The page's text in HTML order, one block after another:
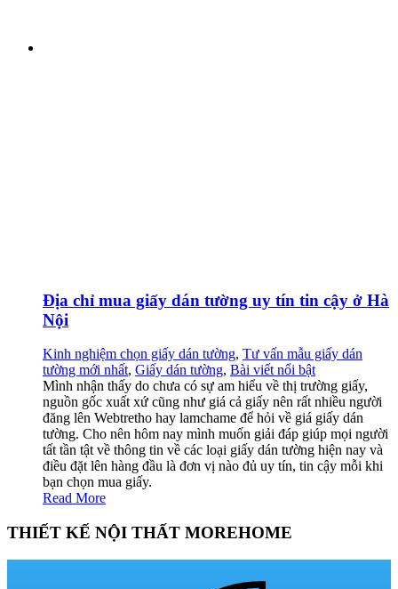
Địa chỉ mua giấy dán tường uy tín tin cậy ở Hà
Nội
Kinh nghiệm chọn giấy dán tường, Tư vấn mẫu giấy dán
tường mới nhất, Giấy dán tường, Bài viết nổi bật
Mình nhận thấy do chưa có sự am hiểu về thị trường giấy,
nguồn gốc xuất xứ cũng như giá cả giấy nên rất nhiều người
đăng lên Webtretho hay lamchame để hỏi về giá giấy dán
tường. Cho nên hôm nay mình muốn giải đáp giúp mọi người
tất tần tật về thông tin về các loại giấy dán tường hiện nay và
điều đặt lên hàng đầu là đơn vị nào đủ uy tín, tin cậy mỗi khi
bạn chọn mua giấy.
Read More
THIẾT KẾ NỘI THẤT MOREHOME